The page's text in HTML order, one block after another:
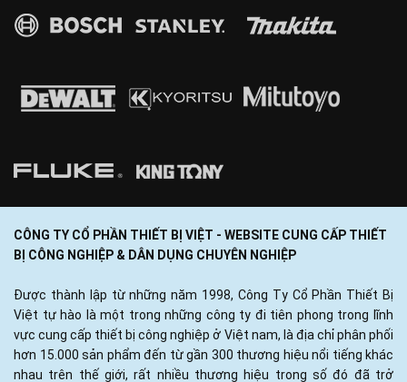
CÔNG TY CỔ PHẦN THIẾT BỊ VIỆT - WEBSITE CUNG CẤP THIẾT
BỊ CÔNG NGHIỆP & DÂN DỤNG CHUYÊN NGHIỆP
Được thành lập từ những năm 1998, Công Ty Cổ Phần Thiết Bị
Việt tự hào là một trong những công ty đi tiên phong trong lĩnh
vực cung cấp thiết bị công nghiệp ở Việt nam, là địa chỉ phân phối
hơn 15.000 sản phẩm đến từ gần 300 thương hiệu nổi tiếng khác
nhau trên thế giới, rất nhiều thương hiệu trong số đó đã trở